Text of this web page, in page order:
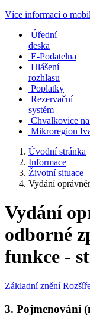
Více informací o
Úřední
deska
E-Podatelna
Hlášení
rozhlasu
Poplatky
Rezervační
systém
Chvalkovice
Mikroregion
Úvodní stránka
Informace
Životní situace
Vydání
Vydání
odborné
funkce -
Základní znění
3. Pojmenování